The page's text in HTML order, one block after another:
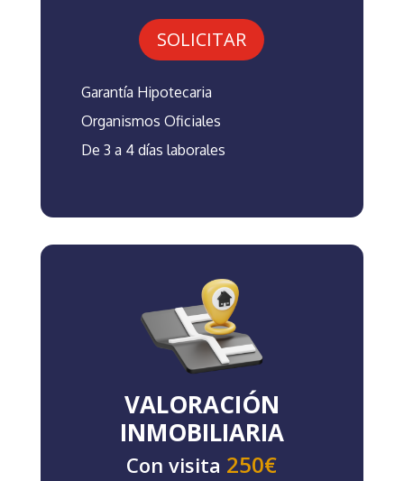
SOLICITAR
Garantía Hipotecaria
Organismos Oficiales
De 3 a 4 días laborales
VALORACIÓN
INMOBILIARIA
Con visita 250€